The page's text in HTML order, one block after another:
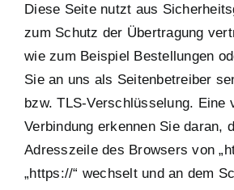
Diese Seite nutzt aus
zum Schutz der Übertragung
wie zum Beispiel Bestellungen
Sie an uns als Seitenbetreiber
bzw. TLS-Verschlüsselung. Eine
Verbindung erkennen Sie daran,
Adresszeile des Browsers von
„https://“ wechselt und an dem